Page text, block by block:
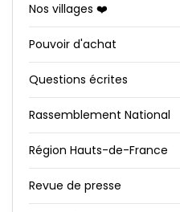
Nos villages ❤️
Pouvoir d'achat
Questions écrites
Rassemblement National
Région Hauts-de-France
Revue de presse